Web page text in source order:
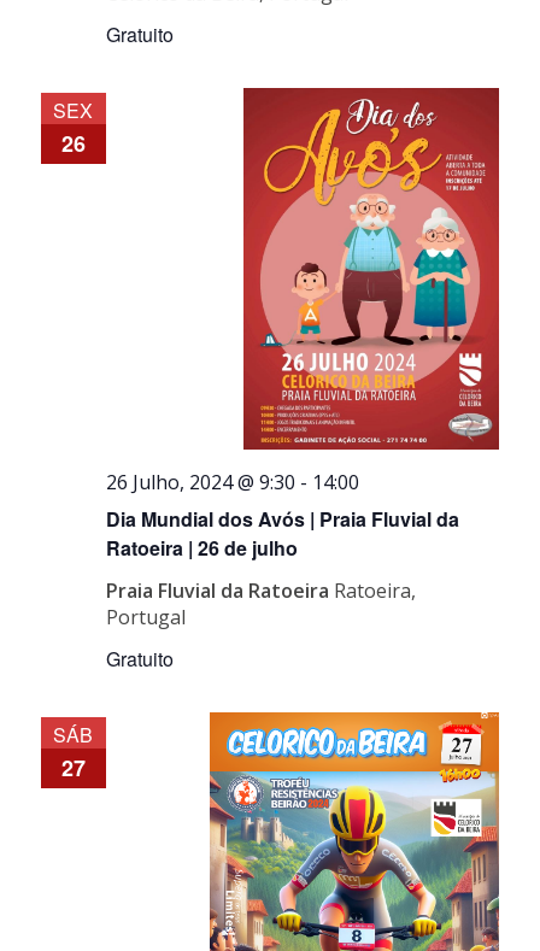
Gratuito
SEX
26
Dia Mundial dos Avós | Praia Fluvial da
Ratoeira | 26 de julho
26 Julho, 2024 @ 9:30 - 14:00
Praia Fluvial da Ratoeira Ratoeira,
Portugal
Gratuito
SÁB
27